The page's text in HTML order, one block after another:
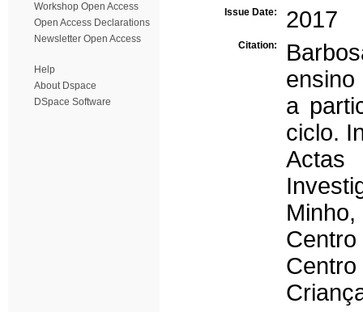
Workshop Open Access
Open Access Declarations
Newsletter Open Access
Help
About Dspace
DSpace Software
Issue Date: 2017
Citation:
a
ciclo.
Actas